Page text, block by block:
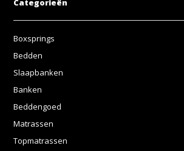
Categorieën
Boxsprings
Bedden
Slaapbanken
Banken
Beddengoed
Matrassen
Topmatrassen